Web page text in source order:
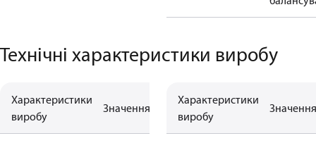
Технічні характеристики виробу
Характеристики
виробу
Значення
Характеристики
виробу
Значення